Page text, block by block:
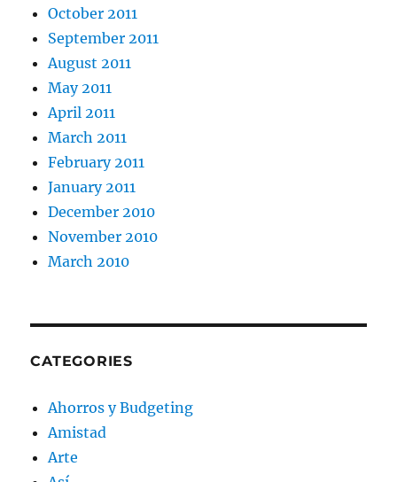
October 2011
September 2011
August 2011
May 2011
April 2011
March 2011
February 2011
January 2011
December 2010
November 2010
March 2010
CATEGORIES
Ahorros y Budgeting
Amistad
Arte